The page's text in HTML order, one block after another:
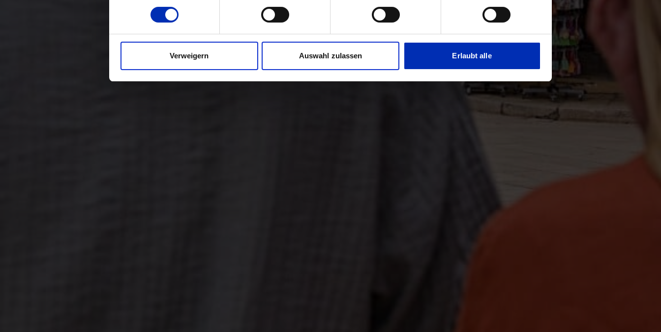
Verweigern Auswahl zulassen Erlaubt alle